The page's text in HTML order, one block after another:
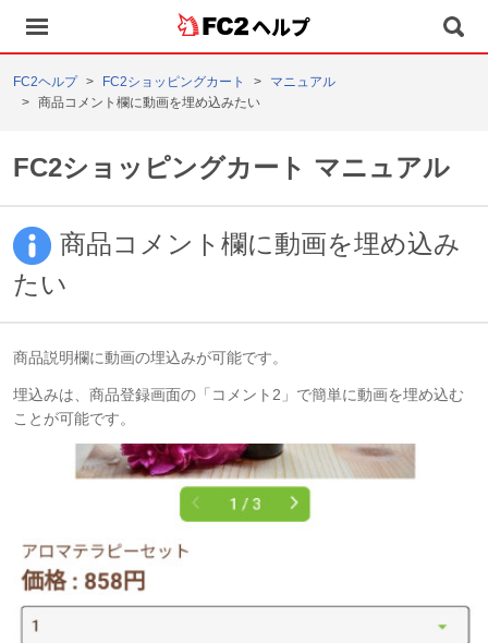
ヘルプ
FC2ヘルプ FC2ショッピングカート
マニュアル
商品コメント欄に動画を埋め込みたい
FC2ショッピングカート マニュアル
商品コメント欄に動画を埋め込み
たい
商品説明欄に動画の埋込みが可能です。
埋込みは、商品登録画面の「コメント2」で簡単に動画を埋め込む
ことが可能です。